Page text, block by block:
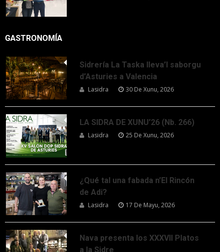
GASTRONOMÍA
Sidrería La Taska lleva’l saborgu
d’Asturies a Valencia
Lasidra 30 De Xunu, 2026
LA SIDRA DE XUNU’26 (Nb. 266)
Lasidra 25 De Xunu, 2026
¿Qué tal una fabada n’El Rincón
de Adi?
Lasidra 17 De Mayu, 2026
Nava presenta los XXXVII Platos
a la Sidre